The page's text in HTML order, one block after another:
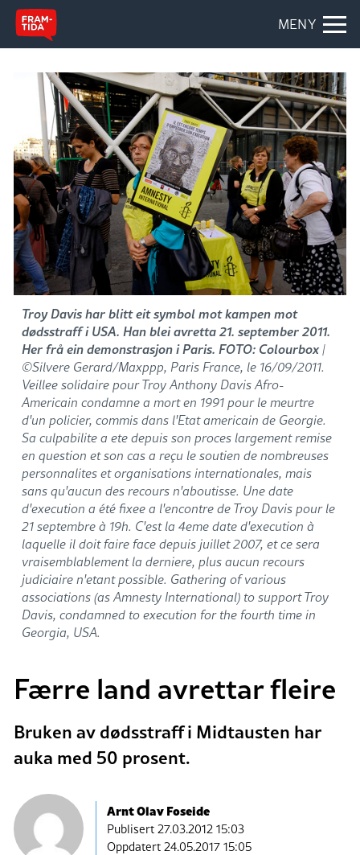
MENY
Troy Davis har blitt eit symbol mot kampen mot
dødsstraff i USA. Han blei avretta 21. september 2011.
Her frå ein demonstrasjon i Paris. FOTO: Colourbox|
©Silvere Gerard/Maxppp, Paris France, le 16/09/2011.
Veillee solidaire pour Troy Anthony Davis Afro-
Americain condamne a mort en 1991 pour le meurtre
d'un policier, commis dans l'Etat americain de Georgie.
Sa culpabilite a ete depuis son proces largement remise
en question et son cas a reçu le soutien de nombreuses
personnalites et organisations internationales, mais
sans qu'aucun des recours n'aboutisse. Une date
d'execution a été fixee a l'encontre de Troy Davis pour le
21 septembre à 19h. C'est la 4eme date d'execution à
laquelle il doit faire face depuis juillet 2007, et ce sera
vraisemblablement la derniere, plus aucun recours
judiciaire n'etant possible. Gathering of various
associations (as Amnesty International) to support Troy
Davis, condamned to execution for the fourth time in
Georgia, USA.
Færre land avrettar fleire
Bruken av dødsstraff i Midtausten har
auka med 50 prosent.
Arnt Olav Foseide
Publisert27.03.2012 15:03
Oppdatert 24.05.2017 15:05